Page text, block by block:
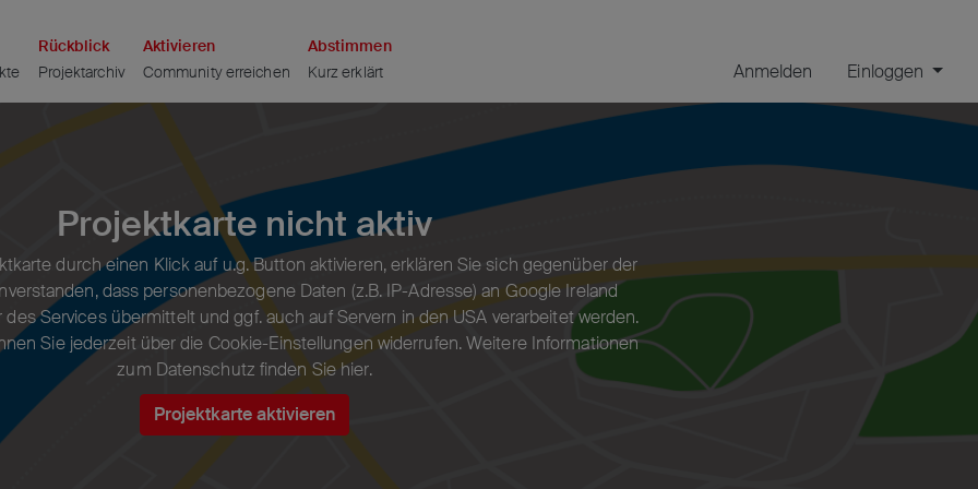
Rückblick
Projektarchiv
Aktivieren
Community erreichen
Abstimmen
Kurz erklärt
Anmelden
Einloggen
Verwenden Sie den Zoom-Schieberegler, um die Ansicht anzupassen. Alternativ können Sie auch die Suchleiste
Projektkarte nicht aktiv
durch einen Klick auf u.g. Button aktivieren, erklären Sie sich gegenüber der
dass personenbezogene Daten (z.B. IP-Adresse) an Google Ireland
Services übermittelt und ggf. auch auf Servern in den USA verarbeitet werden.
Sie jederzeit über die Cookie-Einstellungen widerrufen. Weitere Informationen
zum Datenschutz finden Sie hier.
Projektkarte aktivieren